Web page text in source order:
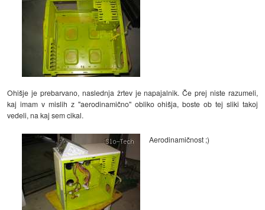
Ohišje je prebarvano, naslednja žrtev je napajalnik. Če prej niste razumeli,
kaj imam v mislih z "aerodinamično" obliko ohišja, boste ob tej sliki takoj
vedeli, na kaj sem cikal.
Aerodinamičnost ;)